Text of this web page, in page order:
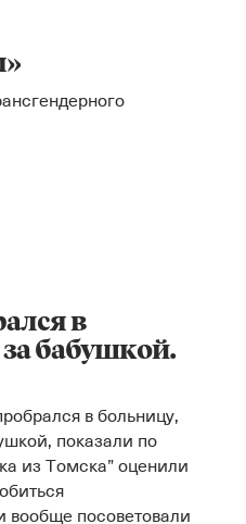
в
бабушкой.
в больницу,
показали по
из Томска” оценили
вообще посоветовали